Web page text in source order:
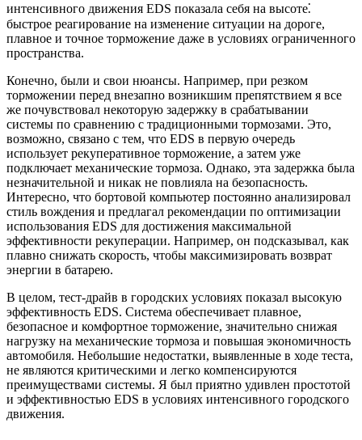
интенсивного движения EDS показала себя на высоте⁚
быстрое реагирование на изменение ситуации на дороге,
плавное и точное торможение даже в условиях ограниченного
пространства.
Конечно, были и свои нюансы. Например, при резком
торможении перед внезапно возникшим препятствием я все
же почувствовал некоторую задержку в срабатывании
системы по сравнению с традиционными тормозами. Это,
возможно, связано с тем, что EDS в первую очередь
использует рекуперативное торможение, а затем уже
подключает механические тормоза. Однако, эта задержка была
незначительной и никак не повлияла на безопасность.
Интересно, что бортовой компьютер постоянно анализировал
стиль вождения и предлагал рекомендации по оптимизации
использования EDS для достижения максимальной
эффективности рекуперации. Например, он подсказывал, как
плавно снижать скорость, чтобы максимизировать возврат
энергии в батарею.
В целом, тест-драйв в городских условиях показал высокую
эффективность EDS. Система обеспечивает плавное,
безопасное и комфортное торможение, значительно снижая
нагрузку на механические тормоза и повышая экономичность
автомобиля. Небольшие недостатки, выявленные в ходе теста,
не являются критическими и легко компенсируются
преимуществами системы. Я был приятно удивлен простотой
и эффективностью EDS в условиях интенсивного городского
движения.